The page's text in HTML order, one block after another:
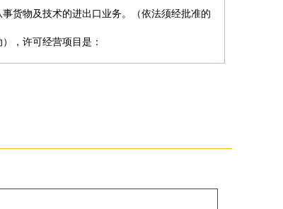
货物及技术的进出口业务。（依法须经批准的
，许可经营项目是：